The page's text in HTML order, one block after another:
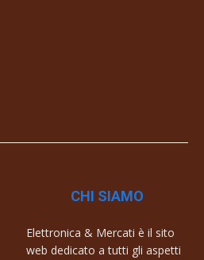
CHI SIAMO
Elettronica & Mercati è il sito
web dedicato a tutti gli aspetti